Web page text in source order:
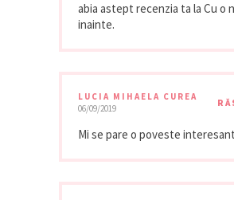
abia astept recenzia ta la Cu o
inainte.
LUCIA MIHAELA CUREA
06/09/2019
Mi se pare o poveste